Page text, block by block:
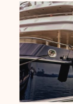
echitație din...